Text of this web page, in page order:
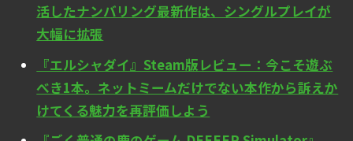
活したナンバリング最新作は、シングルプレイが
大幅に拡張
『エルシャダイ』Steam版レビュー：今こそ遊ぶ
べき1本。ネットミームだけでない本作から訴えか
けてくる魅力を再評価しよう